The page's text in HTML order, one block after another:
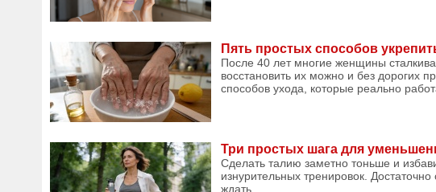
Пять простых способов
После 40 лет многие женщины
восстановить их можно и без дорогих
способов ухода, которые реально
Три простых шага для
Сделать талию заметно тоньше и
изнурительных тренировок. Достаточно
ждать....